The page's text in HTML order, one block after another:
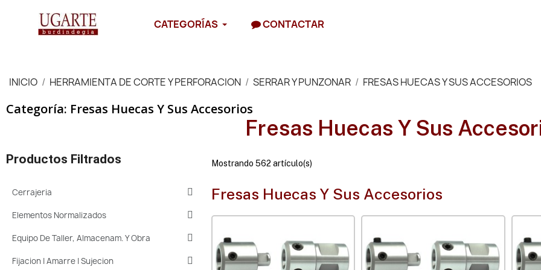
CATEGORÍAS CONTACTAR
INICIO HERRAMIENTA DE CORTE Y PERFORACION SERRAR Y PUNZONAR FRESAS HUECAS Y SUS ACCESORIOS
Categoría: Fresas Huecas Y Sus Accesorios
Fresas Huecas Y Sus
Productos Filtrados
Cerrajeria
Elementos Normalizados
Equipo De Taller, Almacenam. Y Obra
Fijacion | Amarre | Sujecion
Mostrando 562 artículo(s)
Fresas Huecas Y Sus Accesorios